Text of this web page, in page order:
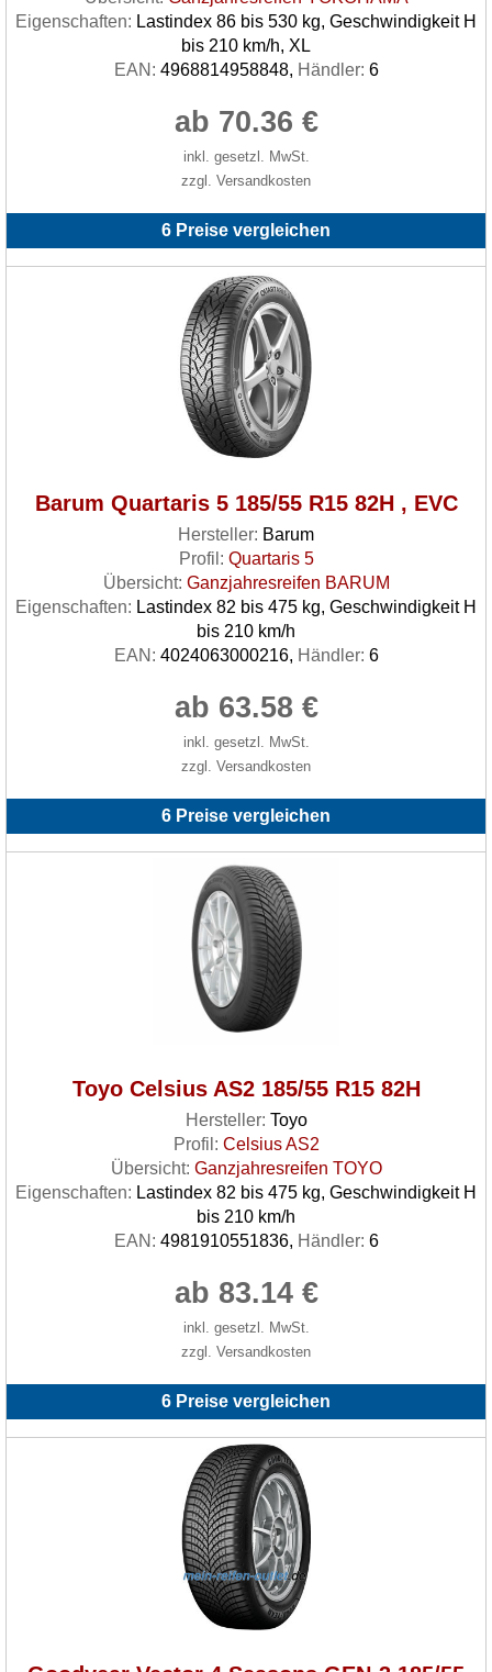
Eigenschaften: Lastindex 86 bis 530 kg, Geschwindigkeit H
bis 210 km/h, XL
EAN: 4968814958848, Händler: 6
ab 70.36 €
inkl. gesetzl. MwSt.
zzgl. Versandkosten
6 Preise vergleichen
Barum Quartaris 5 185/55 R15 82H , EVC
Hersteller: Barum
Profil: Quartaris 5
Übersicht: Ganzjahresreifen BARUM
Eigenschaften: Lastindex 82 bis 475 kg, Geschwindigkeit H
bis 210 km/h
EAN: 4024063000216, Händler: 6
ab 63.58 €
inkl. gesetzl. MwSt.
zzgl. Versandkosten
6 Preise vergleichen
Toyo Celsius AS2 185/55 R15 82H
Hersteller: Toyo
Profil: Celsius AS2
Übersicht: Ganzjahresreifen TOYO
Eigenschaften: Lastindex 82 bis 475 kg, Geschwindigkeit H
bis 210 km/h
EAN: 4981910551836, Händler: 6
ab 83.14 €
inkl. gesetzl. MwSt.
zzgl. Versandkosten
6 Preise vergleichen